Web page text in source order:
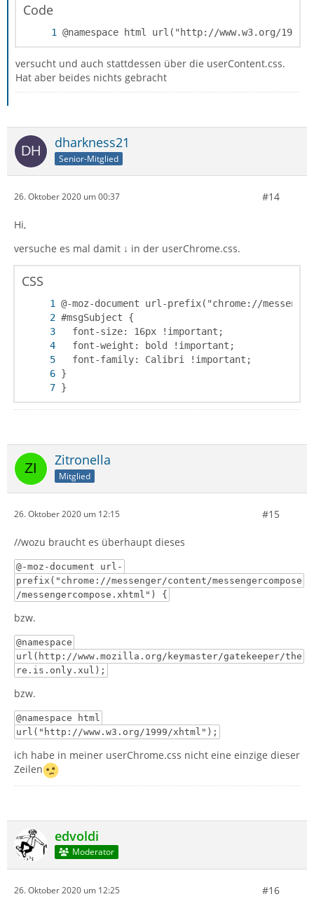
Code
@namespace html url("http://www.w3.org/
versucht und auch stattdessen über die userContent.css.
Hat aber beides nichts gebracht
dharkness21
Senior-Mitglied
26. Oktober 2020 um 00:37 #14
Hi,
versuche es mal damit ↓ in der userChrome.css.
CSS
}
Zitronella
Mitglied
26. Oktober 2020 um 12:15 #15
//wozu braucht es überhaupt dieses
@-moz-document url-
prefix("chrome://messenger/content/messengercompose
/messengercompose.xhtml") {
bzw.
@namespace
url(http://www.mozilla.org/keymaster/gatekeeper/the
re.is.only.xul);
bzw.
@namespace html
url("http://www.w3.org/1999/xhtml");
ich habe in meiner userChrome.css nicht eine einzige dieser
Zeilen
edvoldi
Moderator
26. Oktober 2020 um 12:25 #16